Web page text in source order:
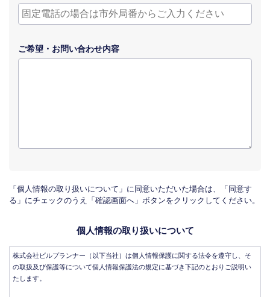
ご希望・ お問い合わせ内容
「個人情報の取り扱いについて」に同意いただいた場合は、「同意す
る」にチェックのうえ「確認画面へ」ボタンをクリックしてください。
個人情報の取り扱いについて
株式会社ビルプランナー（以下当社）は個人情報保護に関する法令を遵守し、そ
の取扱及び保護等について個人情報保護法の規定に基づき下記のとおりご説明い
たします。